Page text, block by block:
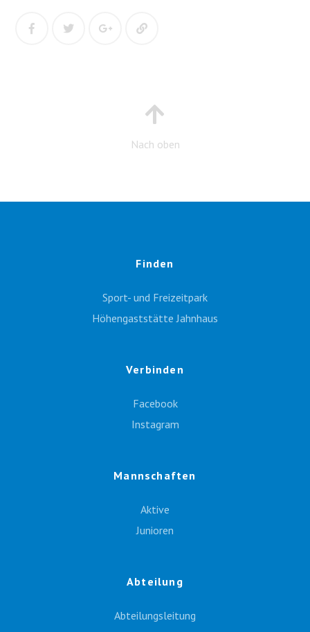
Nach oben
Finden
Sport- und Freizeitpark
Höhengaststätte Jahnhaus
Verbinden
Facebook
Instagram
Mannschaften
Aktive
Junioren
Abteilung
Abteilungsleitung